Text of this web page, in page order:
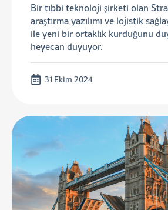
Bir tıbbi teknoloji şirketi olan
araştırma yazılımı ve lojistik
ile yeni bir ortaklık kurduğunu
heyecan duyuyor.
31 Ekim 2024